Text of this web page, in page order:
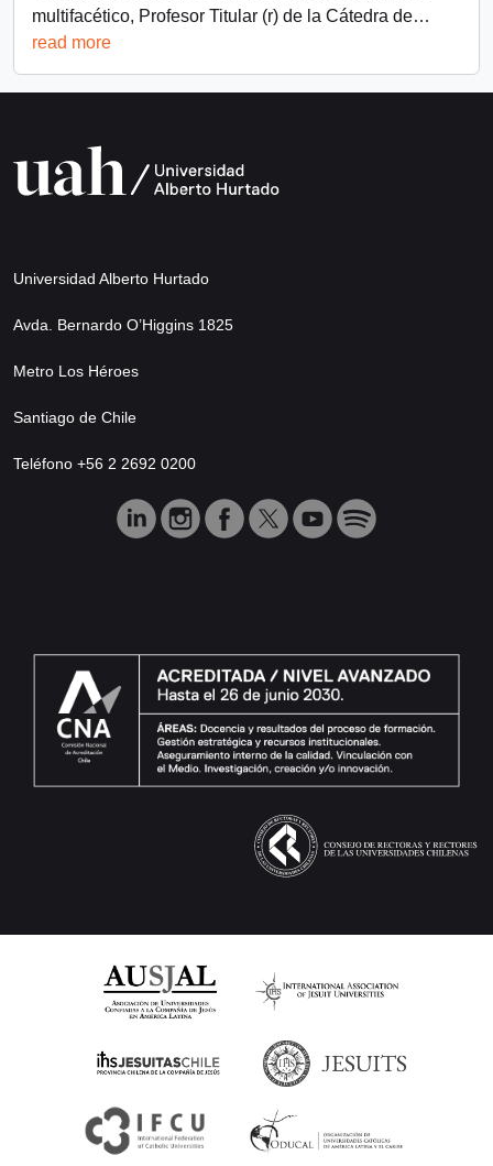
multifacético, Profesor Titular (r) de la Cátedra de…
read more
Universidad Alberto Hurtado
Avda. Bernardo O’Higgins 1825
Metro Los Héroes
Santiago de Chile
Teléfono +56 2 2692 0200